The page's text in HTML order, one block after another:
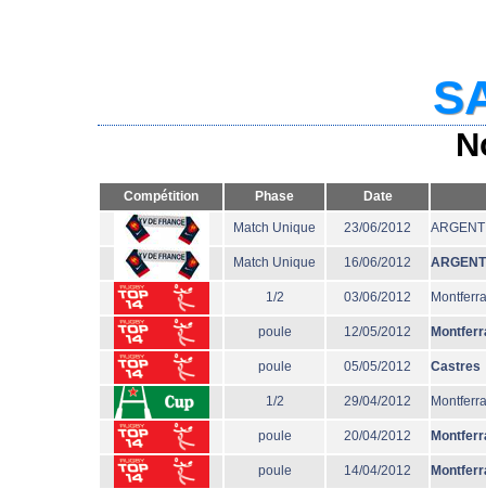
Compétition Phase Date
Match Unique 23/06/2012
Match Unique 16/06/2012
1/2 03/06/2012
poule 12/05/2012
poule 05/05/2012 Castres
1/2 29/04/2012
poule 20/04/2012
poule 14/04/2012